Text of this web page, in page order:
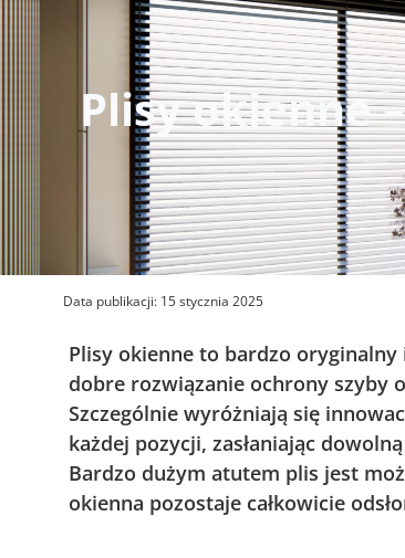
Plisy okienne
Data publikacji: 15 stycznia 2025
Plisy okienne to bardzo oryginalny
dobre rozwiązanie ochrony szyby
Szczególnie wyróżniają się
każdej pozycji, zasłaniając
Bardzo dużym atutem plis jest
okienna pozostaje całkowicie